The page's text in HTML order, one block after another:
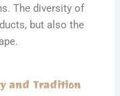
The diversity of
but also the
and Tradition